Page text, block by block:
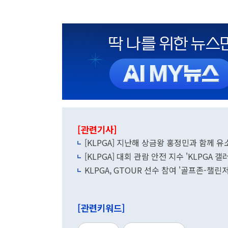
[관련기사]
[KLPGA] 지난해 상금왕 홍정민과 함께
[KLPGA] 대회 관람 안전 지수 'KLPGA 갤
KLPGA, GTOUR 선수 참여 '골프존-챌린
[관련키워드]